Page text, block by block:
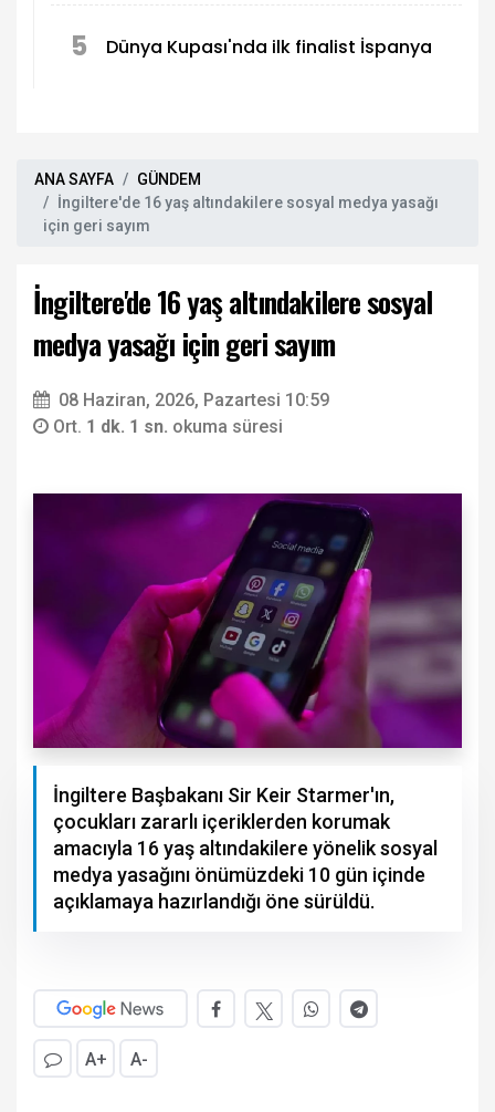
5 Dünya Kupası'nda ilk finalist İspanya
ANA SAYFA
GÜNDEM
İngiltere'de 16 yaş altındakilere sosyal medya yasağı
için geri sayım
İngiltere'de 16 yaş altındakilere sosyal
medya yasağı için geri sayım
08 Haziran, 2026, Pazartesi 10:59
Ort. 1 dk. 1 sn. okuma süresi
İngiltere Başbakanı Sir Keir Starmer'ın,
çocukları zararlı içeriklerden korumak
amacıyla 16 yaş altındakilere yönelik sosyal
medya yasağını önümüzdeki 10 gün içinde
açıklamaya hazırlandığı öne sürüldü.
A+ A-